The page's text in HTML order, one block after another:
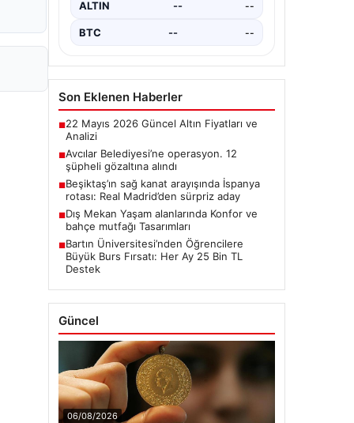
dönüştürmek için yeni imkanlar…
ALTIN -- --
BTC -- --
Son Eklenen Haberler
■22 Mayıs 2026 Güncel Altın Fiyatları ve
Analizi
■Avcılar Belediyesi’ne operasyon. 12
şüpheli gözaltına alındı
■Beşiktaş’ın sağ kanat arayışında İspanya
rotası: Real Madrid’den sürpriz aday
■Dış Mekan Yaşam alanlarında Konfor ve
bahçe mutfağı Tasarımları
■Bartın Üniversitesi’nden Öğrencilere
Büyük Burs Fırsatı: Her Ay 25 Bin TL
Destek
Güncel
06/08/2026